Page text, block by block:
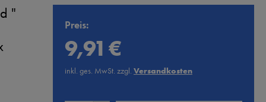
"
Preis:
9,91 €
inkl. ges. MwSt. zzgl. Versandkosten